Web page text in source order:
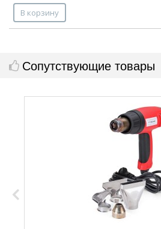
В корзину
Сопутствующие товары